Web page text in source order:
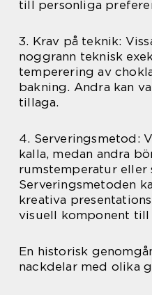
till personliga
3. Krav på teknik:
noggrann teknisk
temperering av
bakning. Andra kan
tillaga.
4. Serveringsmetod:
kalla, medan andra
rumstemperatur eller
Serveringsmetoden
kreativa
visuell komponent till
En historisk
nackdelar med olika